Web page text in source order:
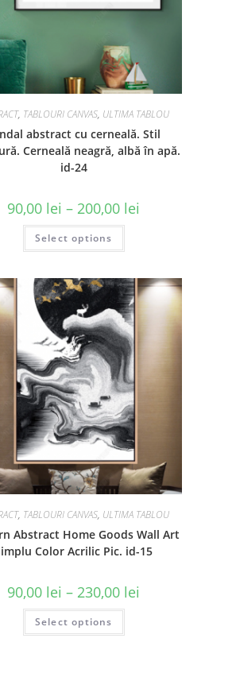
, TABLOURI CANVAS, ULTIMA TABLOU
abstract cu cerneală. Stil
Cerneală neagră, albă în apă.
id-24
90,00 lei – 200,00 lei
Select options
, TABLOURI CANVAS, ULTIMA TABLOU
Abstract Home Goods Wall Art
Color Acrilic Pic. id-15
90,00 lei – 230,00 lei
Select options